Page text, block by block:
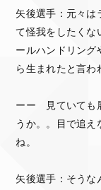
矢後選手：元々は
て怪我をしたくな
ールハンドリング
ら生まれたと言わ
ーー 見ていても
うか。。目で追え
ね。
矢後選手：そうな